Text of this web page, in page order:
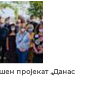
пројекат „Данас